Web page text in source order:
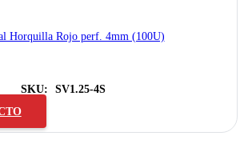
Horquilla Rojo perf. 4mm (100U)
SKU:
SV1.25-4S